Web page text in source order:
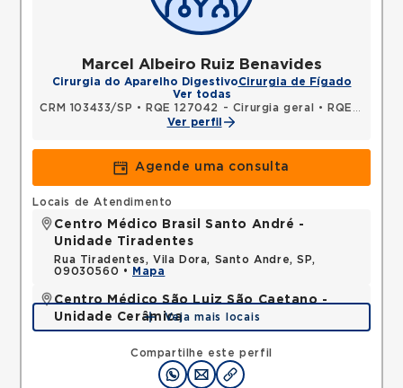
Marcel Albeiro Ruiz Benavides
Cirurgia do Aparelho DigestivoCirurgia de Fígado
Ver todas
CRM 103433/SP • RQE 127042 - Cirurgia geral •
RQE 130312 - Medicina do tráfego
Ver perfil
Agende uma consulta
Compartilhe este perfil
Locais de Atendimento
Centro Médico Brasil Santo André -
Unidade Tiradentes
Rua Tiradentes, Vila Dora, Santo Andre, SP,
09030560 •
Mapa
Centro Médico São Luiz São Caetano -
Unidade Cerâmica
Alameda Caulim, Ceramica, Sao Caetano do Sul,
SP, 09531195 •
Veja mais locais